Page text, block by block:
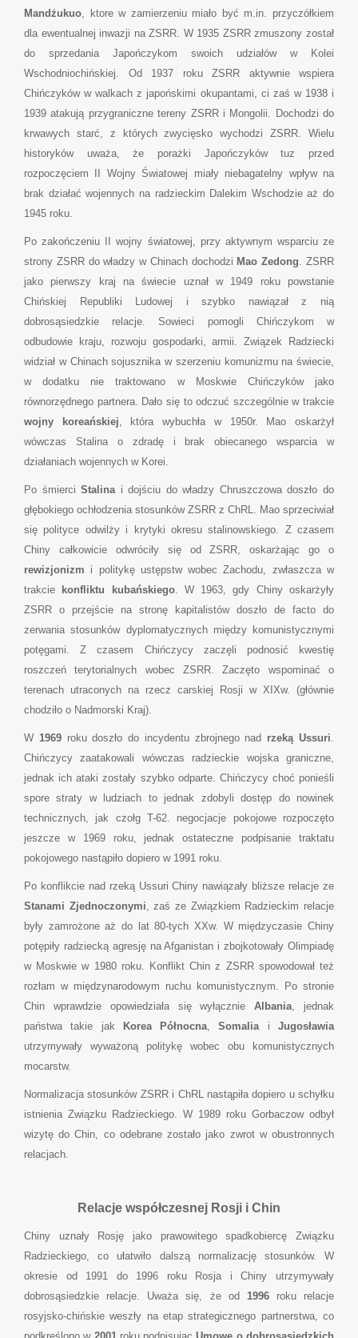
Mandżukuo , ktore w zamierzeniu miało być m.in. przyczółkiem
dla ewentualnej inwazji na ZSRR. W 1935 ZSRR zmuszony został
do sprzedania Japończykom swoich udziałów w Kolei
Wschodniochińskiej. Od 1937 roku ZSRR aktywnie wspiera
Chińczyków w walkach z japońskimi okupantami, ci zaś w 1938 i
1939 atakują przygraniczne tereny ZSRR i Mongolii. Dochodzi do
krwawych starć, z których zwycięsko wychodzi ZSRR. Wielu
historyków uważa, że porażki Japończyków tuz przed
rozpoczęciem II Wojny Światowej miały niebagatelny wpływ na
brak działać wojennych na radzieckim Dalekim Wschodzie aż do
1945 roku.
Po zakończeniu II wojny światowej, przy aktywnym wsparciu ze
strony ZSRR do władzy w Chinach dochodzi Mao Zedong . ZSRR
jako pierwszy kraj na świecie uznał w 1949 roku powstanie
Chińskiej Republiki Ludowej i szybko nawiązał z nią
dobrosąsiedzkie relacje. Sowieci pomogli Chińczykom w
odbudowie kraju, rozwoju gospodarki, armii. Związek Radziecki
widział w Chinach sojusznika w szerzeniu komunizmu na świecie,
w dodatku nie traktowano w Moskwie Chińczyków jako
równorzędnego partnera. Dało się to odczuć szczególnie w trakcie
wojny koreańskiej , która wybuchła w 1950r. Mao oskarżył
wówczas Stalina o zdradę i brak obiecanego wsparcia w
działaniach wojennych w Korei.
Po śmierciStalina i dojściu do władzy Chruszczowa doszło do
głębokiego ochłodzenia stosunków ZSRR z ChRL. Mao sprzeciwiał
się polityce odwilży i krytyki okresu stalinowskiego. Z czasem
Chiny całkowicie odwróciły się od ZSRR, oskarżając go o
rewizjonizm i politykę ustępstw wobec Zachodu, zwłaszcza w
trakcie konfliktu kubańskiego. W 1963, gdy Chiny oskarżyły
ZSRR o przejście na stronę kapitalistów doszło de facto do
zerwania stosunków dyplomatycznych między komunistycznymi
potęgami. Z czasem Chińczycy zaczęli podnosić kwestię
roszczeń terytorialnych wobec ZSRR. Zaczęto wspominać o
terenach utraconych na rzecz carskiej Rosji w XIXw. (głównie
chodziło o Nadmorski Kraj).
W 1969roku doszło do incydentu zbrojnego nad rzeką Ussuri
Chińczycy zaatakowali wówczas radzieckie wojska graniczne,
jednak ich ataki zostały szybko odparte. Chińczycy choć ponieśli
spore straty w ludziach to jednak zdobyli dostęp do nowinek
technicznych, jak czołg T-62. negocjacje pokojowe rozpoczęto
jeszcze w 1969 roku, jednak ostateczne podpisanie traktatu
pokojowego nastąpiło dopiero w 1991 roku.
Po konflikcie nad rzeką Ussuri Chiny nawiązały bliższe relacje ze
Stanami Zjednoczonymi , zaś ze Związkiem Radzieckim relacje
były zamrożone aż do lat 80-tych XXw. W międzyczasie Chiny
potępiły radziecką agresję na Afganistan i zbojkotowały Olimpiadę
w Moskwie w 1980 roku. Konflikt Chin z ZSRR spowodował też
rozłam w międzynarodowym ruchu komunistycznym. Po stronie
Chin wprawdzie opowiedziała się wyłącznieAlbania , jednak
państwa takie jak Korea Północna ,Somalia iJugosławia
utrzymywały wyważoną politykę wobec obu komunistycznych
mocarstw.
Normalizacja stosunków ZSRR i ChRL nastąpiła dopiero u schyłku
istnienia Związku Radzieckiego. W 1989 roku Gorbaczow odbył
wizytę do Chin, co odebrane zostało jako zwrot w obustronnych
relacjach.
Relacje współczesnej Rosji i Chin
Chiny uznały Rosję jako prawowitego spadkobiercę Związku
Radzieckiego, co ułatwiło dalszą normalizację stosunków. W
okresie od 1991 do 1996 roku Rosja i Chiny utrzymywały
dobrosąsiedzkie relacje. Uważa się, że od 1996roku relacje
rosyjsko-chińskie weszły na etap strategicznego partnerstwa, co